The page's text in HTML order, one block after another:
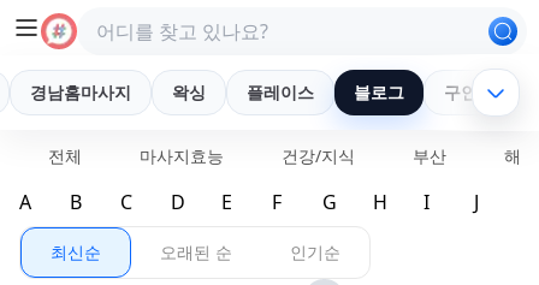
경남홈마사지 왁싱 플레이스 블로그 구인/구직
블로그| 창녕
전체 마사지효능 건강/지식 부산 해
A B C D E F G H I J
최신순 오래된 순 인기순